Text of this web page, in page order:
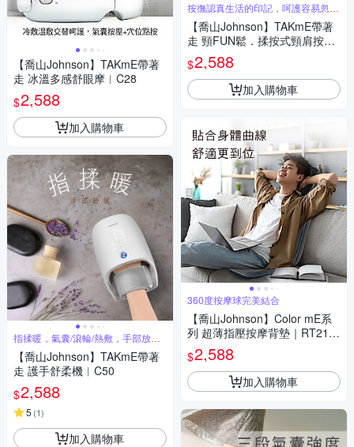
【喬山Johnson】TAKmE帶著
走 冰溫多感舒眼摩︱C28
$2,588
加入購物車
指揉暖，氣囊/滾輪/熱敷，手部放鬆
SPA
【喬山Johnson】TAKmE帶著
走 護手舒柔機︱C50
$2,588
5 (1)
加入購物車
按撫認真生活的印記，呵護容易忽略
的斜方肌
【喬山Johnson】TAKmE帶著
走 頸FUN鬆．揉按式頸肩按摩
器︱D280
$2,588
加入購物車
360度按摩球完美結合
【喬山Johnson】Color mE系
列 超薄指壓按摩背墊｜RT216
$2,588
加入購物車